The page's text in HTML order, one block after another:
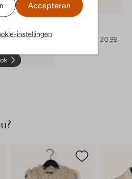
Accepteren
instellingen
-60%
€ 20,99